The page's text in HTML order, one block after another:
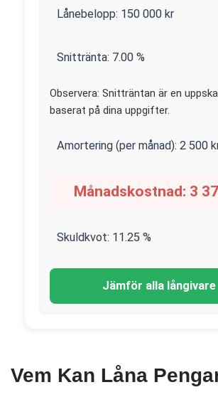
Lånebelopp: 150 000 kr
Snittränta: 7.00 %
Observera: Snitträntan är en
baserat på dina uppgifter.
Amortering (per månad): 2 500
Månadskostnad: 3
Skuldkvot: 11.25 %
Jämför alla långivare
Vem Kan Låna